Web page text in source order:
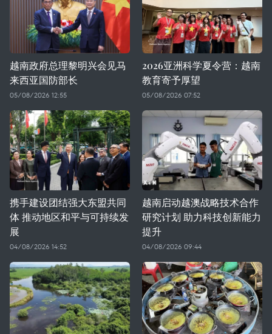
越南政府总理黎明兴会见马
来西亚国防部长
05/08/2026 12:55
2026亚洲科学夏令营：越南
教育寄予厚望
05/08/2026 07:52
携手建设团结强大东盟共同
体 推动地区和平与可持续发
展
04/08/2026 14:52
越南启动越澳战略技术合作
研究计划 助力科技创新能力
提升
04/08/2026 09:44